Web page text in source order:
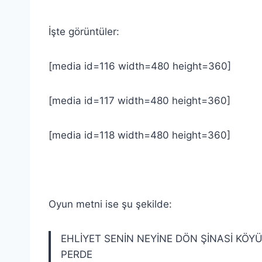
İşte görüntüler:
[media id=116 width=480 height=360]
[media id=117 width=480 height=360]
[media id=118 width=480 height=360]
Oyun metni ise şu şekilde:
EHLİYET SENİN NEYİNE DÖN ŞİNASİ
PERDE